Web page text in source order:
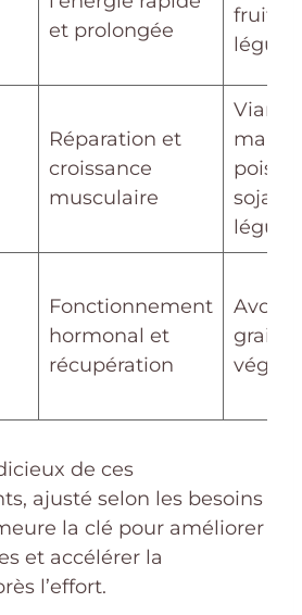
et prolongée
fruits,
Réparation et
croissance
musculaire
soja,
Fonctionnement
hormonal et
récupération
de ces
ajusté selon les besoins
la clé pour améliorer
et accélérer la
l’effort.